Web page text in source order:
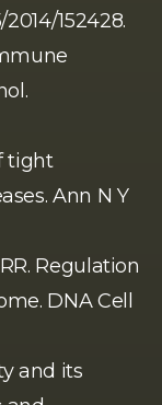
152428.
tight
Ann N Y
Regulation
DNA Cell
and its